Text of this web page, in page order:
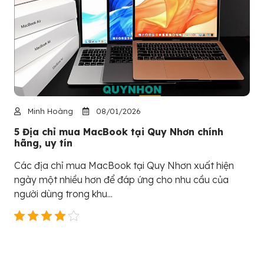
Minh Hoàng 08/01/2026
5 Địa chỉ mua MacBook tại Quy Nhơn chính
hãng, uy tín
Các địa chỉ mua MacBook tại Quy Nhơn xuất hiện
ngày một nhiều hơn để đáp ứng cho nhu cầu của
người dùng trong khu...